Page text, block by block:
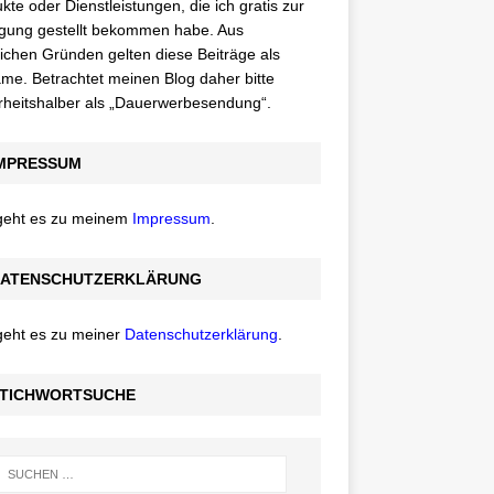
oder Dienstleistungen, die ich gratis zur
gestellt bekommen habe. Aus
Gründen gelten diese Beiträge als
Betrachtet meinen Blog daher bitte
als „Dauerwerbesendung“.
es zu meinem Impressum
es zu meiner Datenschutzerklärung